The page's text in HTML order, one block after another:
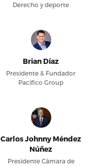
Derecho y deporte
Brian Díaz
Presidente & Fundador
Pacifico Group
Carlos Johnny Méndez
Núñez
Presidente Cámara de